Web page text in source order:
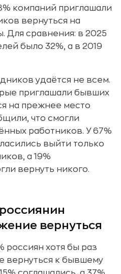
компаний приглашали
вернуться на
Для сравнения: в 2025
было 32%, а в 2019
удаётся не всем.
приглашали бывших
на прежнее место
что смогли
работников. У 67%
выйти только
а 19%
вернуть никого.
вернуться
россиян хотя бы раз
вернуться к бывшему